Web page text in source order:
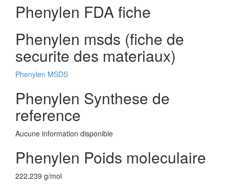
Phenylen FDA fiche
Phenylen msds (fiche de
securite des materiaux)
Phenylen MSDS
Phenylen Synthese de
reference
Aucune information disponible
Phenylen Poids moleculaire
222.239 g/mol